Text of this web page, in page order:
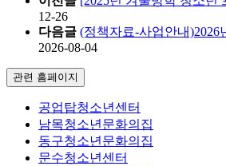
12-26
다음글 (정책자료-사업안내)2026
2026-08-04
관련 홈페이지
공업탑청소년센터
남목청소년문화의집
동구청소년문화의집
문수청소년센터